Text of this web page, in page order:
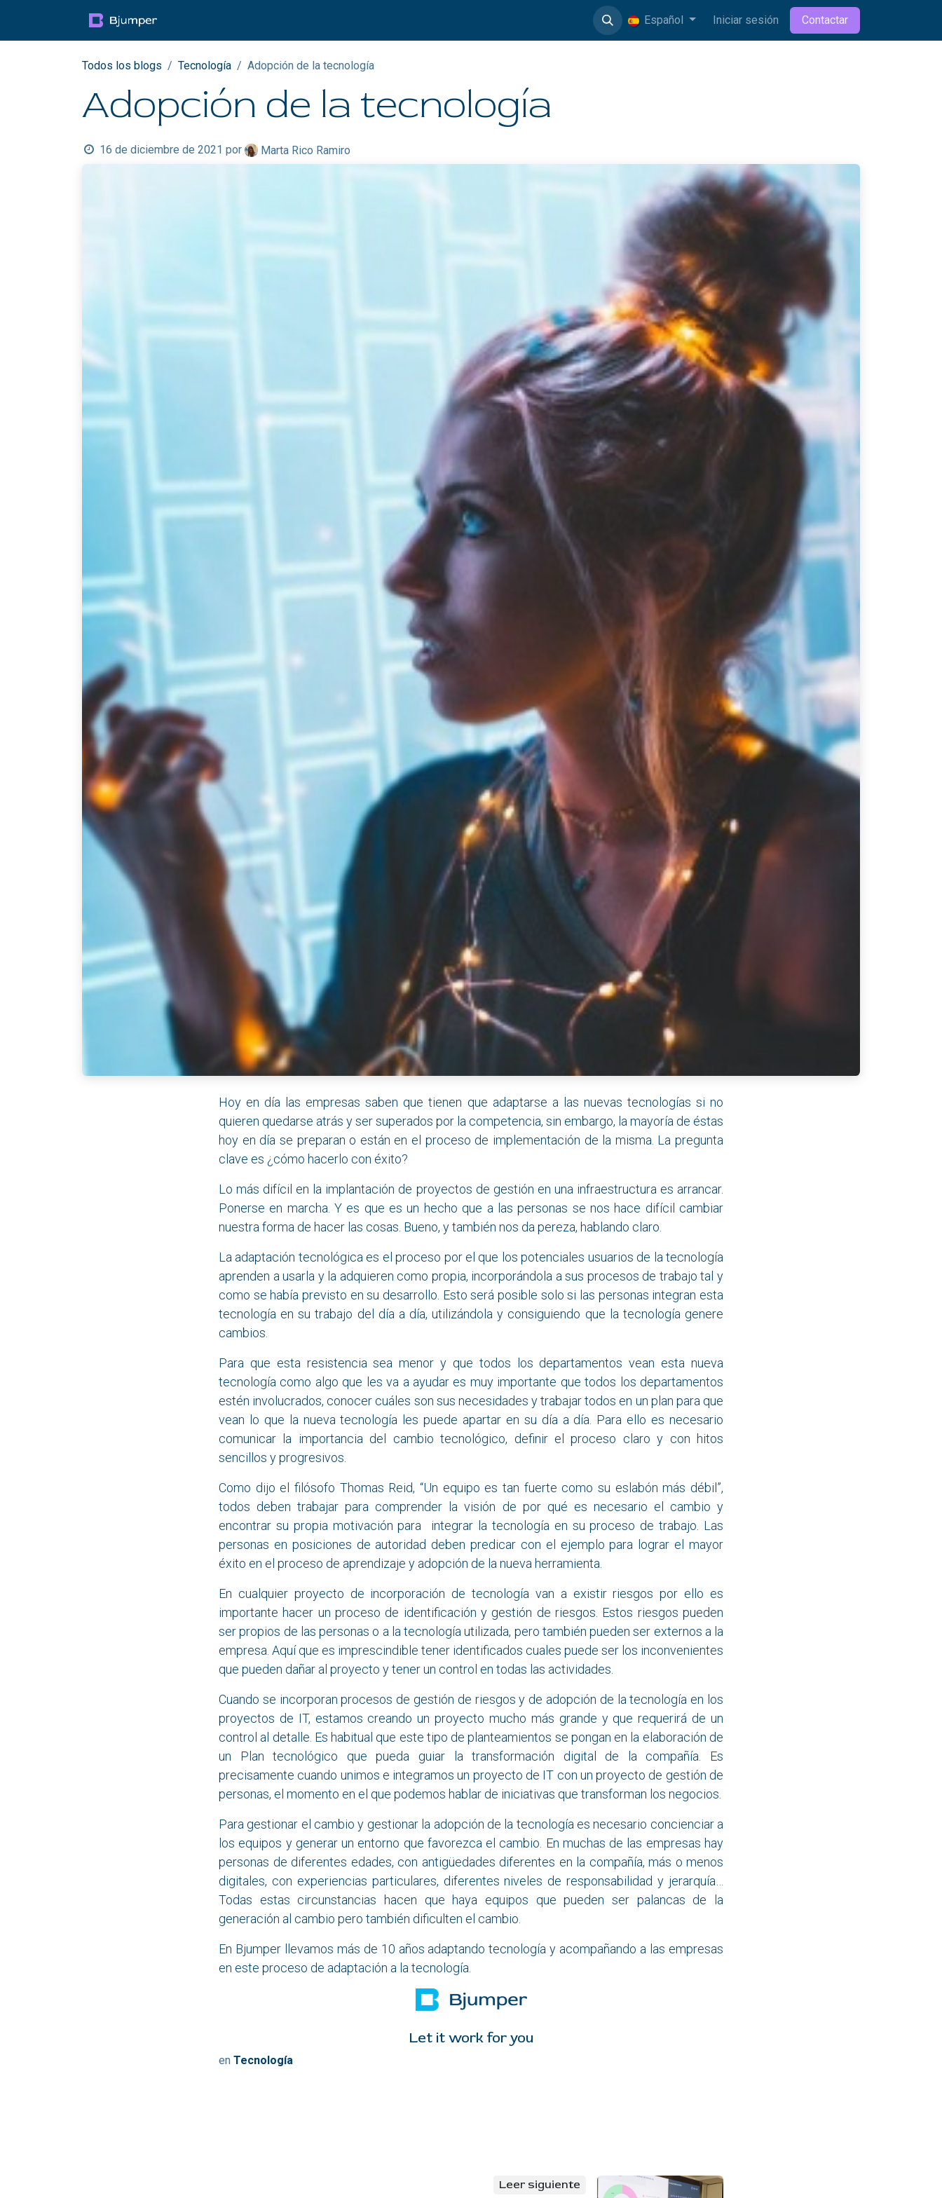
Español Iniciar sesión Contactar
Todos los blogs Tecnología Adopción de la tecnología
Adopción de la tecnología
16 de diciembre de 2021 por Marta Rico Ramiro
Hoy en día las empresas saben que tienen que adaptarse a las nuevas tecnologías si no
quieren quedarse atrás y ser superados por la competencia, sin embargo, la mayoría de éstas
hoy en día se preparan o están en el proceso de implementación de la misma. La pregunta
clave es ¿cómo hacerlo con éxito?
Lo más difícil en la implantación de proyectos de gestión en una infraestructura es arrancar.
Ponerse en marcha. Y es que es un hecho que a las personas se nos hace difícil cambiar
nuestra forma de hacer las cosas. Bueno, y también nos da pereza, hablando claro.
La adaptación tecnológica es el proceso por el que los potenciales usuarios de la tecnología
aprenden a usarla y la adquieren como propia, incorporándola a sus procesos de trabajo tal y
como se había previsto en su desarrollo. Esto será posible solo si las personas integran esta
tecnología en su trabajo del día a día, utilizándola y consiguiendo que la tecnología genere
cambios.
Para que esta resistencia sea menor y que todos los departamentos vean esta nueva
tecnología como algo que les va a ayudar es muy importante que todos los departamentos
estén involucrados, conocer cuáles son sus necesidades y trabajar todos en un plan para que
vean lo que la nueva tecnología les puede apartar en su día a día. Para ello es necesario
comunicar la importancia del cambio tecnológico, definir el proceso claro y con hitos
sencillos y progresivos.
Como dijo el filósofo Thomas Reid, “Un equipo es tan fuerte como su eslabón más débil”,
todos deben trabajar para comprender la visión de por qué es necesario el cambio y
encontrar su propia motivación para integrar la tecnología en su proceso de trabajo. Las
personas en posiciones de autoridad deben predicar con el ejemplo para lograr el mayor
éxito en el proceso de aprendizaje y adopción de la nueva herramienta.
En cualquier proyecto de incorporación de tecnología van a existir riesgos por ello es
importante hacer un proceso de identificación y gestión de riesgos. Estos riesgos pueden
ser propios de las personas o a la tecnología utilizada, pero también pueden ser externos a la
empresa. Aquí que es imprescindible tener identificados cuales puede ser los inconvenientes
que pueden dañar al proyecto y tener un control en todas las actividades.
Cuando se incorporan procesos de gestión de riesgos y de adopción de la tecnología en los
proyectos de IT, estamos creando un proyecto mucho más grande y que requerirá de un
control al detalle. Es habitual que este tipo de planteamientos se pongan en la elaboración de
un Plan tecnológico que pueda guiar la transformación digital de la compañía. Es
precisamente cuando unimos e integramos un proyecto de IT con un proyecto de gestión de
personas, el momento en el que podemos hablar de iniciativas que transforman los negocios.
Para gestionar el cambio y gestionar la adopción de la tecnología es necesario concienciar a
los equipos y generar un entorno que favorezca el cambio. En muchas de las empresas hay
personas de diferentes edades, con antigüedades diferentes en la compañía, más o menos
digitales, con experiencias particulares, diferentes niveles de responsabilidad y jerarquía…
Todas estas circunstancias hacen que haya equipos que pueden ser palancas de la
generación al cambio pero también dificulten el cambio.
En Bjumper llevamos más de 10 años adaptando tecnología y acompañando a las empresas
en este proceso de adaptación a la tecnología.
Let it work for you
en Tecnología
Leer siguiente